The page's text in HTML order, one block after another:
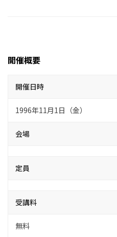
開催概要
開催日時
1996年11月1日（金）
会場
定員
受講料
無料